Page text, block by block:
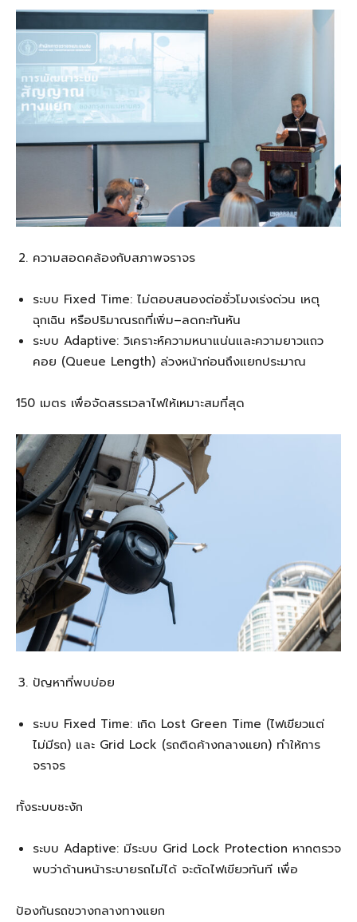
ความสอดคล้องกับสภาพจราจร
ระบบ Fixed Time: ไม่ตอบสนองต่อชั่วโมงเร่งด่วน เหตุ
ฉุกเฉิน หรือปริมาณรถที่เพิ่ม–ลดกะทันหัน
ระบบ Adaptive: วิเคราะห์ความหนาแน่นและความยาวแถว
คอย (Queue Length) ล่วงหน้าก่อนถึงแยกประมาณ
150 เมตร เพื่อจัดสรรเวลาไฟให้เหมาะสมที่สุด
ปัญหาที่พบบ่อย
ระบบ Fixed Time: เกิด Lost Green Time (ไฟเขียวแต่
ไม่มีรถ) และ Grid Lock (รถติดค้างกลางแยก) ทำให้การ
จราจร
ทั้งระบบชะงัก
ระบบ Adaptive: มีระบบ Grid Lock Protection หากตรวจ
พบว่าด้านหน้าระบายรถไม่ได้ จะตัดไฟเขียวทันที เพื่อ
ป้องกันรถขวางกลางทางแยก